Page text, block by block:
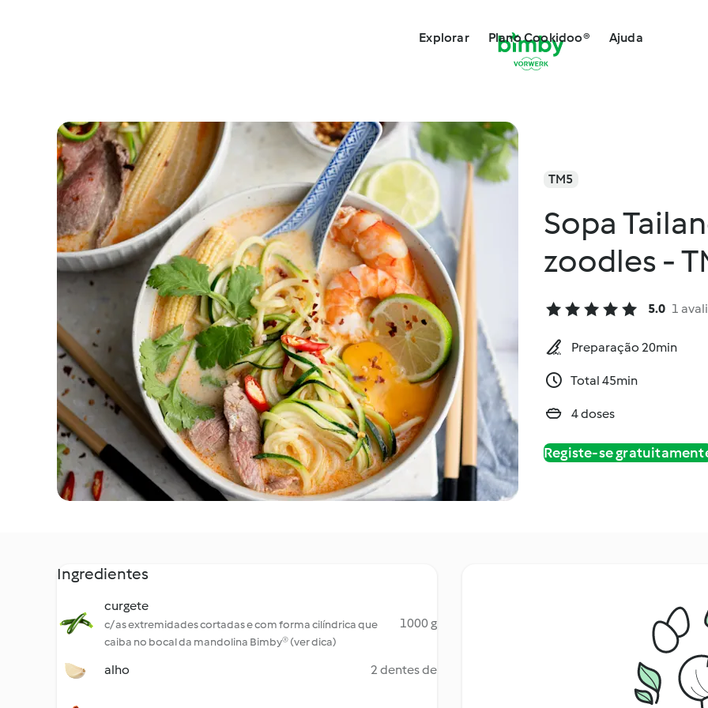
Explorar Plano Cookidoo® Ajuda
TM5
Sopa
zoodles -
5.0 1
Preparação 20min
Total 45min
4 doses
Registe-se
Ingredientes
curgete
c/ as extremidades cortadas e com forma cilíndrica que
caiba no bocal da mandolina Bimby® (ver dica)
1000 g
alho 2 dentes de